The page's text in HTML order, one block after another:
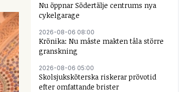
Nu öppnar Södertälje centrums nya
cykelgarage
2026-08-06 08:00
Krönika: Nu måste makten tåla större
granskning
2026-08-06 05:00
Skolsjuksköterska riskerar prövotid
efter omfattande brister